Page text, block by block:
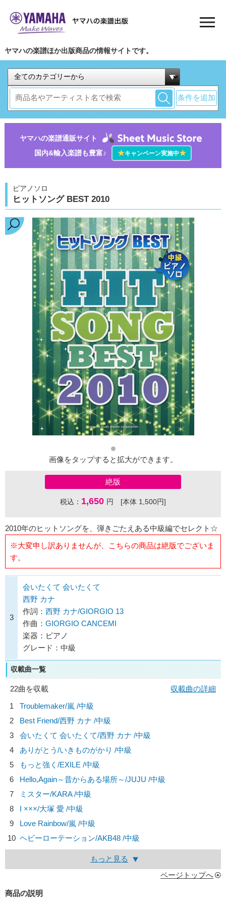
ヤマハの楽譜ほか出版商品の情報サイトです。
条件を追加
ヤマハの楽譜通販サイト
国内&輸入楽譜も豊富♪
★キャンペーン実施中★
ピアノソロ
ヒットソング BEST 2010
画像をタップすると拡大ができます。
絶版
税込： 1,650 円 [本体 1,500円]
2010年のヒットソングを、弾きごたえある中級編でセレクト☆
※大変申し訳ありませんが、こちらの商品は絶版でございま
す。
3
会いたくて 会いたくて
西野 カナ
作詞： 西野 カナ/GIORGIO 13
作曲： GIORGIO CANCEMI
楽器：ピアノ
グレード：中級
収載曲一覧
22曲を収載
収載曲の詳細
1
Troublemaker/嵐 /中級
2
Best Friend/西野 カナ /中級
3
会いたくて 会いたくて/西野 カナ /中級
4
ありがとう/いきものがかり /中級
5
もっと強く/EXILE /中級
6
Hello,Again～昔からある場所～/JUJU /中級
7
ミスター/KARA/中級
8
I ×××/大塚 愛 /中級
9
Love Rainbow/嵐 /中級
10 ヘビーローテーション/AKB48 /中級
もっと見る
ページトップへ
商品の説明